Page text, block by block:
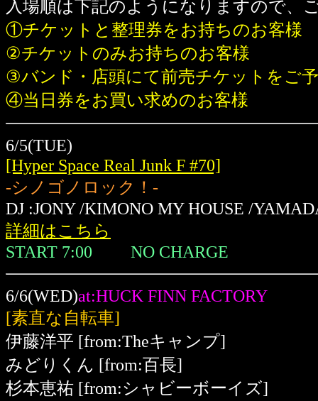
入場順は下記のようになりますので、
①チケットと整理券をお持ちのお客様
②チケットのみお持ちのお客様
③バンド・店頭にて前売チケットをご
④当日券をお買い求めのお客様
6/5(TUE)
[Hyper Space Real Junk F #70]
-シノゴノロック！-
DJ :JONY /KIMONO MY HOUSE /
詳細はこちら
START 7:00 NO CHARGE
6/6(WED)at:HUCK FINN FACTORY
[素直な自転車]
伊藤洋平 [from:Theキャンプ]
みどりくん [from:百長]
杉本恵祐 [from:シャビーボーイズ]